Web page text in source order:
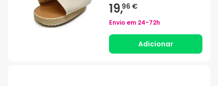
19,96 €
Envio em 24-72h
Adicionar